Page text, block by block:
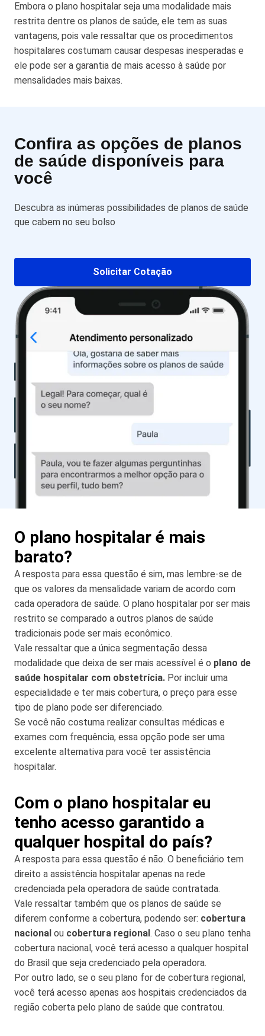
Embora o plano hospitalar seja uma modalidade mais
restrita dentre os planos de saúde, ele tem as suas
vantagens, pois vale ressaltar que os procedimentos
hospitalares costumam causar despesas inesperadas e
ele pode ser a garantia de mais acesso à saúde por
mensalidades mais baixas.
Confira as opções de planos
de saúde disponíveis para
você
Descubra as inúmeras possibilidades de planos de saúde
que cabem no seu bolso
Solicitar Cotação
O plano hospitalar é mais
barato?
A resposta para essa questão é sim, mas lembre-se de
que os valores da mensalidade variam de acordo com
cada operadora de saúde. O plano hospitalar por ser mais
restrito se comparado a outros planos de saúde
tradicionais pode ser mais econômico.
Vale ressaltar que a única segmentação dessa
modalidade que deixa de ser mais acessível é o plano de
saúde hospitalar com obstetrícia. Por incluir uma
especialidade e ter mais cobertura, o preço para esse
tipo de plano pode ser diferenciado.
Se você não costuma realizar consultas médicas e
exames com frequência, essa opção pode ser uma
excelente alternativa para você ter assistência
hospitalar.
Com o plano hospitalar eu
tenho acesso garantido a
qualquer hospital do país?
A resposta para essa questão é não. O beneficiário tem
direito a assistência hospitalar apenas na rede
credenciada pela operadora de saúde contratada.
Vale ressaltar também que os planos de saúde se
diferem conforme a cobertura, podendo ser: cobertura
nacional ou cobertura regional. Caso o seu plano tenha
cobertura nacional, você terá acesso a qualquer hospital
do Brasil que seja credenciado pela operadora.
Por outro lado, se o seu plano for de cobertura regional,
você terá acesso apenas aos hospitais credenciados da
região coberta pelo plano de saúde que contratou.